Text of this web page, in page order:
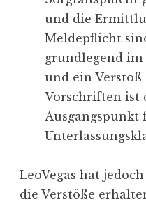
und die
Meldepflicht
grundlegend im
und ein Verstoß
Vorschriften ist
Ausgangspunkt
LeoVegas hat
die Verstöße